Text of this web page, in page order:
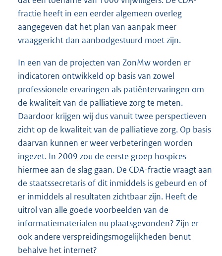
fractie heeft in een eerder algemeen overleg
aangegeven dat het plan van aanpak meer
vraaggericht dan aanbodgestuurd moet zijn.
In een van de projecten van ZonMw worden er
indicatoren ontwikkeld op basis van zowel
professionele ervaringen als patiëntervaringen om
de kwaliteit van de palliatieve zorg te meten.
Daardoor krijgen wij dus vanuit twee perspectieven
zicht op de kwaliteit van de palliatieve zorg. Op basis
daarvan kunnen er weer verbeteringen worden
ingezet. In 2009 zou de eerste groep hospices
hiermee aan de slag gaan. De CDA-fractie vraagt aan
de staatssecretaris of dit inmiddels is gebeurd en of
er inmiddels al resultaten zichtbaar zijn. Heeft de
uitrol van alle goede voorbeelden van de
informatiematerialen nu plaatsgevonden? Zijn er
ook andere verspreidingsmogelijkheden benut
behalve het internet?